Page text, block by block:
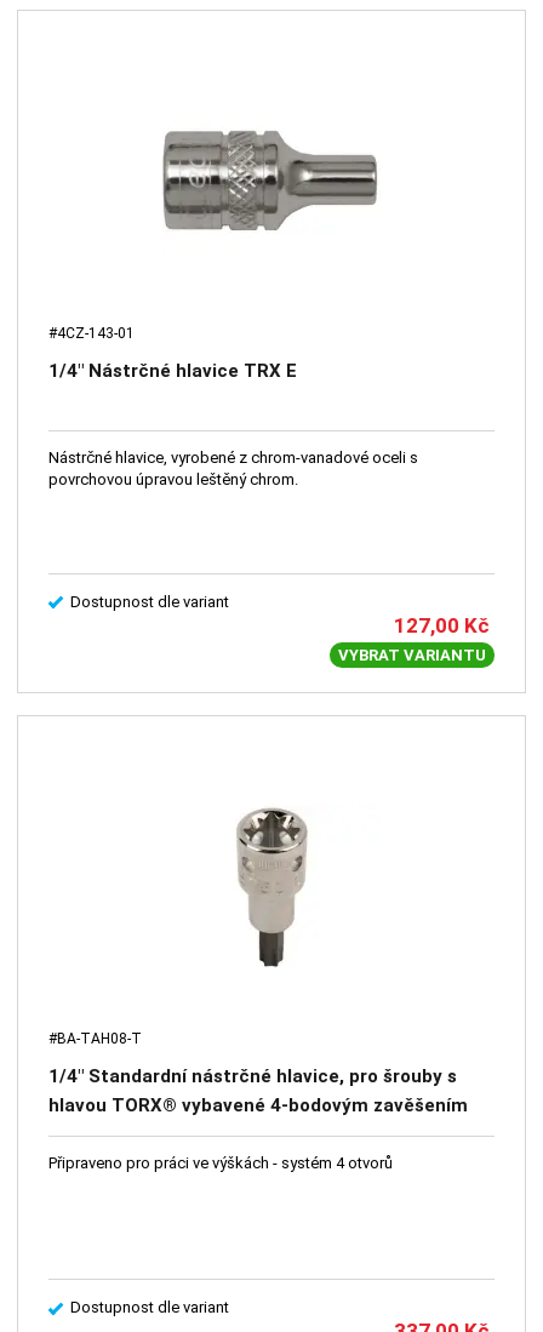
#4CZ-143-01
1/4" Nástrčné hlavice TRX E
Nástrčné hlavice, vyrobené z chrom-vanadové oceli s
povrchovou úpravou leštěný chrom.
Dostupnost dle variant
127,00 Kč
VYBRAT VARIANTU
#BA-TAH08-T
1/4" Standardní nástrčné hlavice, pro šrouby s
hlavou TORX® vybavené 4-bodovým zavěšením
Připraveno pro práci ve výškách - systém 4 otvorů
Dostupnost dle variant